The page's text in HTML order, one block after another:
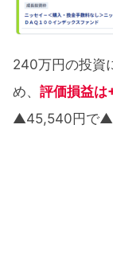
240万円の投資
め、 評価損益は
▲45,540円で